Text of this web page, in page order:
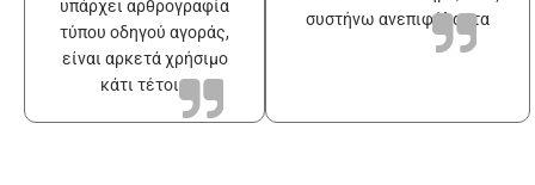
υπάρχει αρθρογραφία
τύπου οδηγού αγοράς,
είναι αρκετά χρήσιμο
κάτι τέτοιο
συστήνω ανεπιφύλακτα